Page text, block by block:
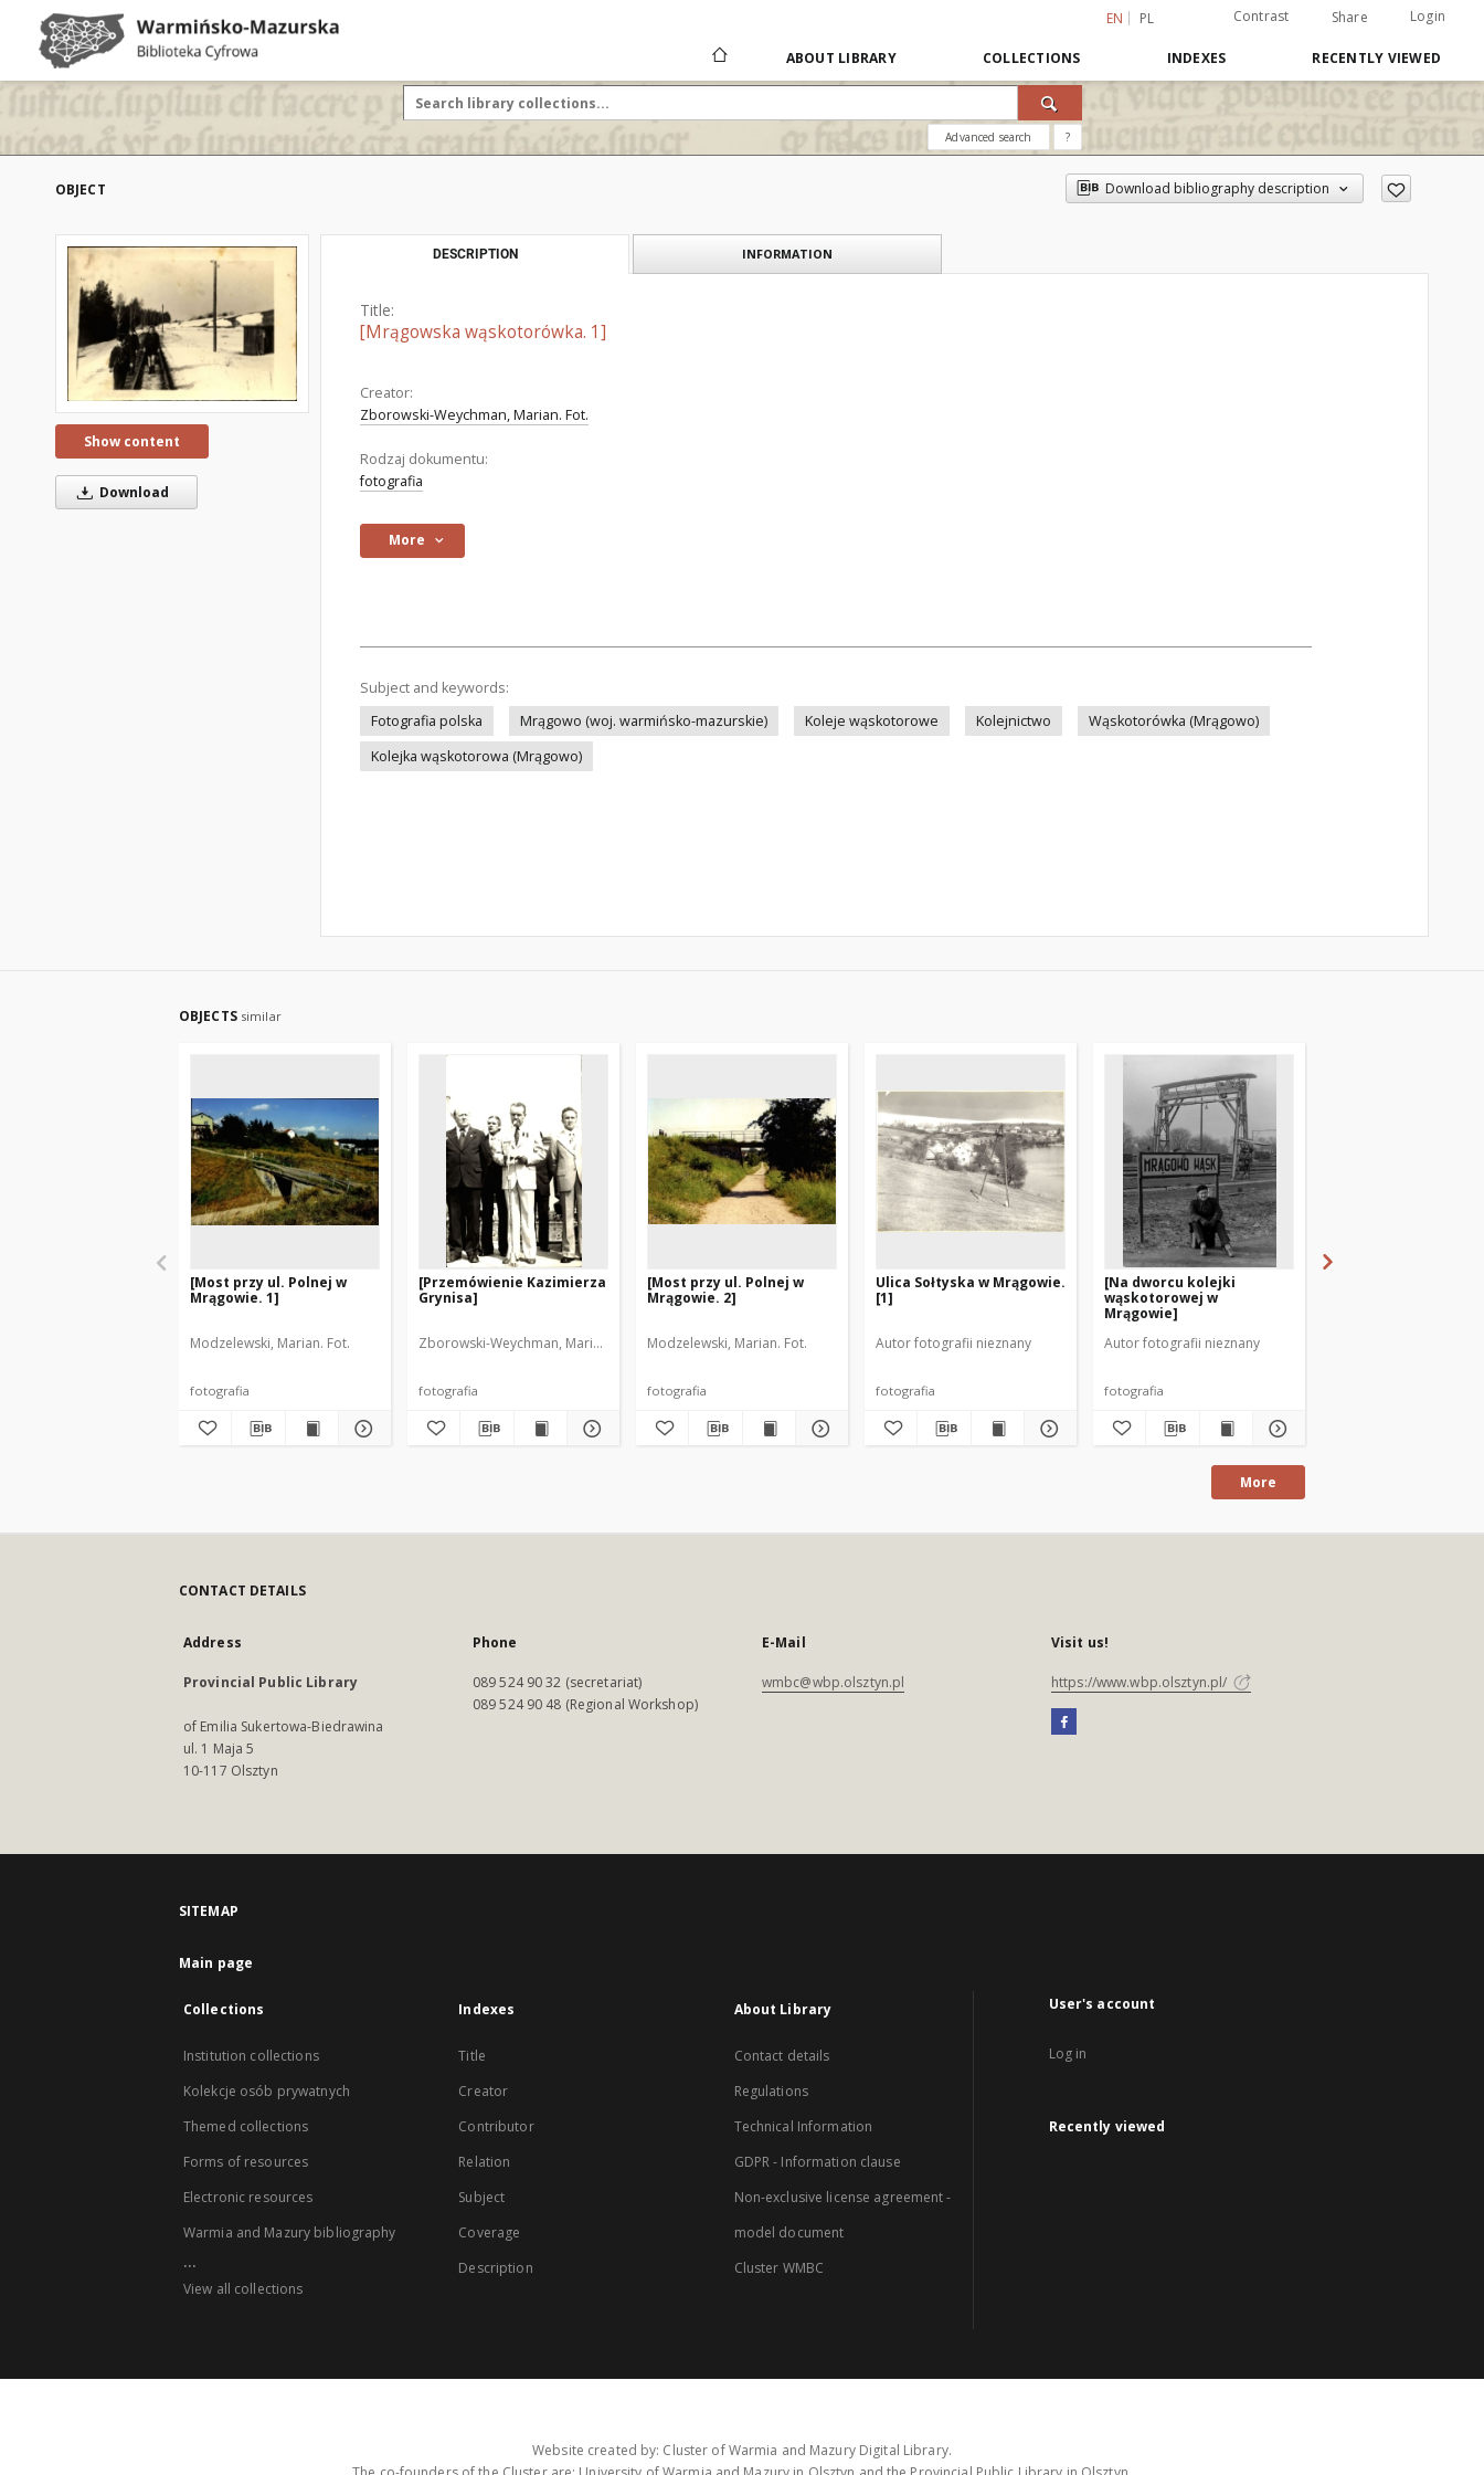
EN PL Contrast Share Login
ABOUT LIBRARY COLLECTIONS INDEXES RECENTLY VIEWED
Advanced search ?
OBJECT Download bibliography description
Show content
Download
DESCRIPTION INFORMATION
Title:
[Mrągowska wąskotorówka. 1]
Creator:
Zborowski-Weychman, Marian. Fot.
Rodzaj dokumentu:
fotografia
More
Subject and keywords:
Fotografia polska
Mrągowo (woj. warmińsko-mazurskie) Koleje wąskotorowe Kolejnictwo
Wąskotorówka (Mrągowo)
Kolejka wąskotorowa (Mrągowo)
OBJECTS similar
[Most przy ul. Polnej w
Mrągowie. 1]
Modzelewski, Marian. Fot.
fotografia
[Przemówienie Kazimierza
Grynisa]
Zborowski-Weychman, Marian (1913-1997). Fot.
fotografia
[Most przy ul. Polnej w
Mrągowie. 2]
Modzelewski, Marian. Fot.
fotografia
Ulica Sołtyska w Mrągowie.
[1]
Autor fotografii nieznany
fotografia
[Na dworcu kolejki
wąskotorowej w
Mrągowie]
Autor fotografii nieznany
fotografia
More
CONTACT DETAILS
Address
Provincial Public Library
of Emilia Sukertowa-Biedrawina
ul. 1 Maja 5
10-117 Olsztyn
Phone
089 524 90 32 (secretariat)
089 524 90 48 (Regional Workshop)
E-Mail
wmbc@wbp.olsztyn.pl
Visit us!
https://www.wbp.olsztyn.pl/
SITEMAP
Main page
Collections
Institution collections
Kolekcje osób prywatnych
Themed collections
Forms of resources
Electronic resources
Warmia and Mazury bibliography
...
View all collections
Indexes
Title
Creator
Contributor
Relation
Subject
Coverage
Description
About Library
Contact details
Regulations
Technical Information
GDPR - Information clause
Non-exclusive license agreement -
model document
Cluster WMBC
User's account
Log in
Recently viewed
Website created by: Cluster of Warmia and Mazury Digital Library.